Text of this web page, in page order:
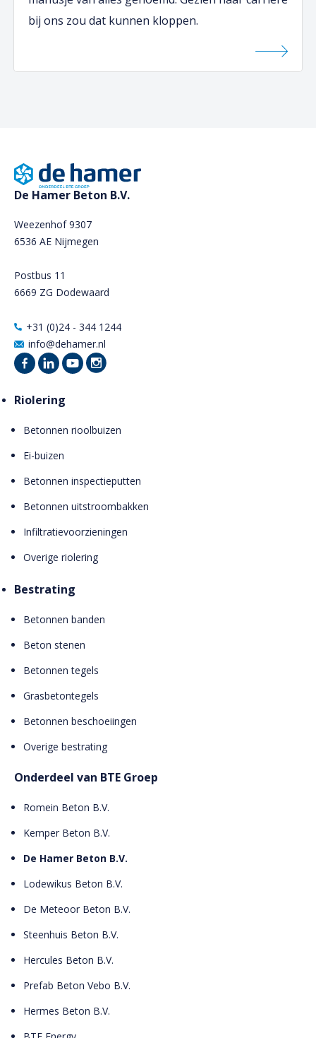
bij ons zou dat kunnen kloppen.
De Hamer Beton B.V.
Weezenhof 9307
6536 AE Nijmegen
Postbus 11
6669 ZG Dodewaard
+31 (0)24 - 344 1244
info@dehamer.nl
Riolering
Betonnen rioolbuizen
Ei-buizen
Betonnen inspectieputten
Betonnen uitstroombakken
Infiltratievoorzieningen
Overige riolering
Bestrating
Betonnen banden
Beton stenen
Betonnen tegels
Grasbetontegels
Betonnen beschoeiingen
Overige bestrating
Onderdeel van BTE Groep
Romein Beton B.V.
Kemper Beton B.V.
De Hamer Beton B.V.
Lodewikus Beton B.V.
De Meteoor Beton B.V.
Steenhuis Beton B.V.
Hercules Beton B.V.
Prefab Beton Vebo B.V.
Hermes Beton B.V.